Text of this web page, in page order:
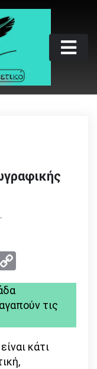
Email
Link
τις
κάτι